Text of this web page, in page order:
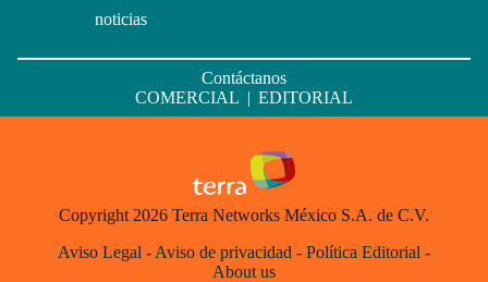
noticias
Contáctanos
COMERCIAL | EDITORIAL
Copyright 2026 Terra Networks México S.A. de C.V.
Aviso Legal - Aviso de privacidad - Política Editorial -
About us